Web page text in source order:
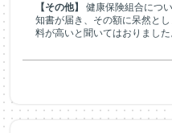
【その他】
健康保険組合につ
知書が届き、その額に呆然と
料が高いと聞いてはおりまし